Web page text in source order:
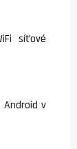
síťové
Android v